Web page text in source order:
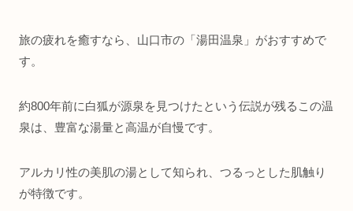
旅の疲れを癒すなら、山口市の「湯田温泉」がおすすめで
す。
約800年前に白狐が源泉を見つけたという伝説が残るこの温
泉は、豊富な湯量と高温が自慢です。
アルカリ性の美肌の湯として知られ、つるっとした肌触り
が特徴です。